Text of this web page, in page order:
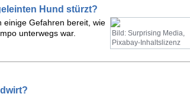
Hund stürzt?
Bild: Surprising Media,
Pixabay-Inhaltslizenz
Gefahren bereit, wie
unterwegs war.